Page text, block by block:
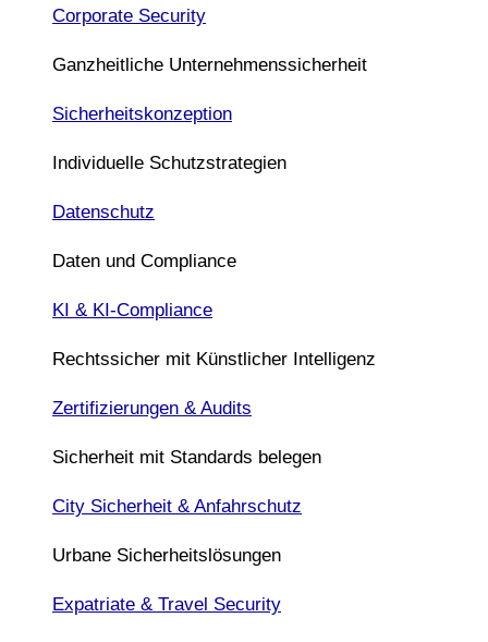
Corporate Security
Ganzheitliche Unternehmenssicherheit
Sicherheitskonzeption
Individuelle Schutzstrategien
Datenschutz
Daten und Compliance
KI & KI-Compliance
Rechtssicher mit Künstlicher Intelligenz
Zertifizierungen & Audits
Sicherheit mit Standards belegen
City Sicherheit & Anfahrschutz
Urbane Sicherheitslösungen
Expatriate & Travel Security